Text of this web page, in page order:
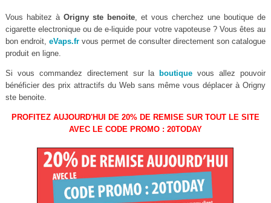
Vous habitez à Origny ste benoite , et vous cherchez une boutique de
cigarette electronique ou de e-liquide pour votre vapoteuse ? Vous êtes au
bon endroit, eVaps.frvous permet de consulter directement son catalogue
produit en ligne.
Si vous commandez directement sur la boutique vous allez pouvoir
bénéficier des prix attractifs du Web sans même vous déplacer à Origny
ste benoite.
PROFITEZ AUJOURD'HUI DE 20% DE REMISE SUR TOUT LE SITE
AVEC LE CODE PROMO : 20TODAY